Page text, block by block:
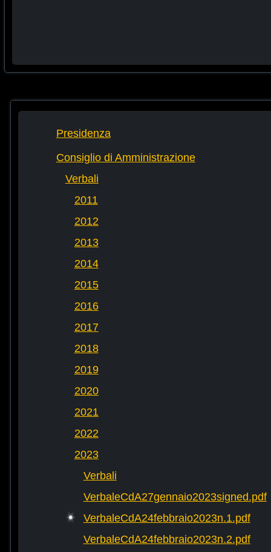
Presidenza
Consiglio di Amministrazione
Verbali
2011
2012
2013
2014
2015
2016
2017
2018
2019
2020
2021
2022
2023
Verbali
VerbaleCdA27gennaio2023signed.pdf
VerbaleCdA24febbraio2023n.1.pdf
VerbaleCdA24febbraio2023n.2.pdf